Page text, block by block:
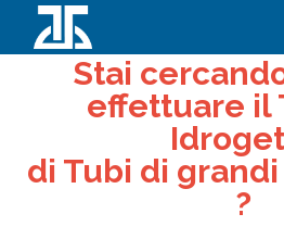
Stai
effettuare il
di Tubi di
?